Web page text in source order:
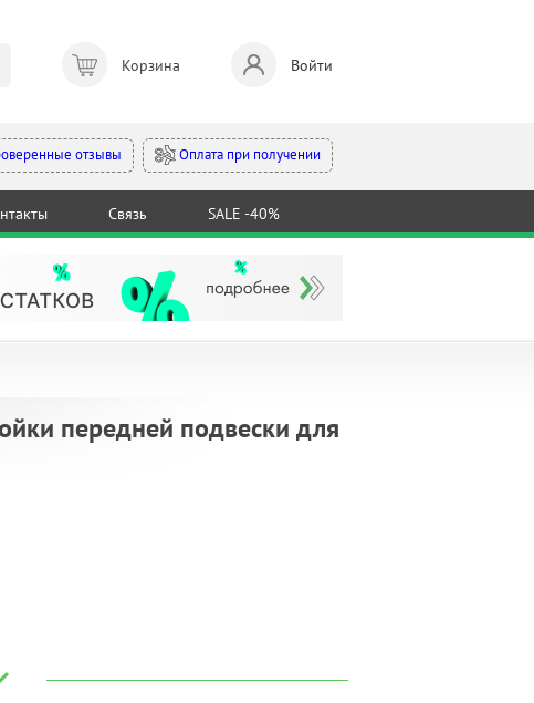
Корзина Войти
отзывы Оплата при получении
Связь SALE -40%
передней подвески для